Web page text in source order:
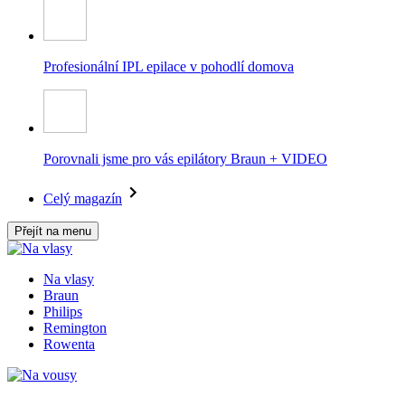
Profesionální IPL epilace v pohodlí domova
Porovnali jsme pro vás epilátory Braun + VIDEO
Celý magazín
Přejít na menu
Na vlasy
Braun
Philips
Remington
Rowenta